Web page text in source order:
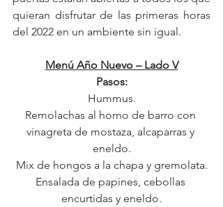
quieran disfrutar de las primeras horas
del 2022 en un ambiente sin igual.
Menú Año Nuevo – Lado V
Pasos:
Hummus.
Remolachas al horno de barro con
vinagreta de mostaza, alcaparras y
eneldo.
Mix de hongos a la chapa y gremolata.
Ensalada de papines, cebollas
encurtidas y eneldo.